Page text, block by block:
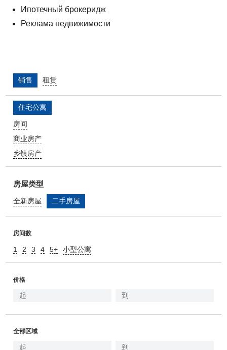
Ипотечный брокеридж
Реклама недвижимости
销售 租赁
住宅公寓
房间
商业房产
乡镇房产
房屋类型
全新房屋 二手房屋
房间数
1 2 3 4 5+ 小型公寓
价格
全部区域